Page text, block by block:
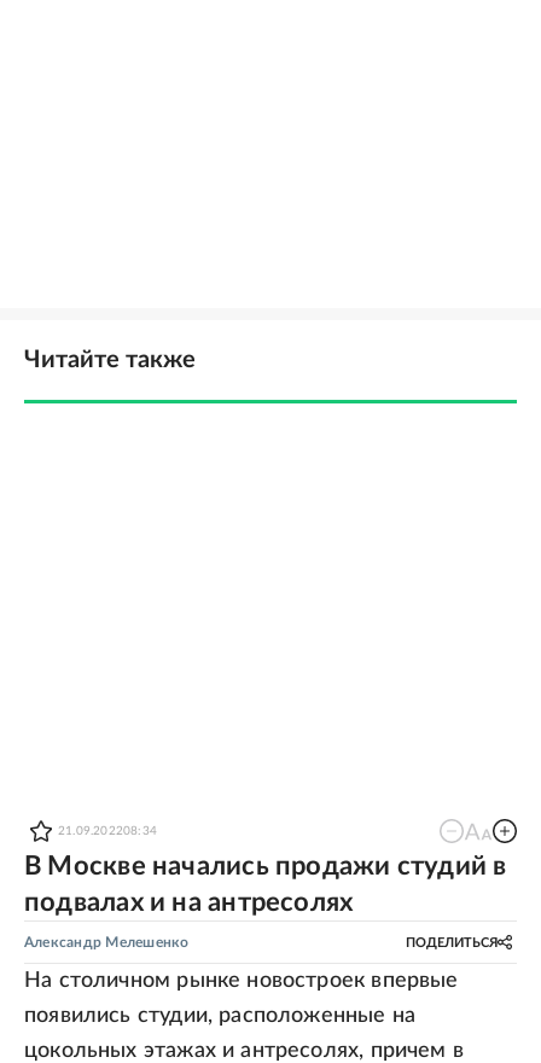
Читайте также
21.09.202208:34
В Москве начались продажи студий в
подвалах и на антресолях
Александр Мелешенко ПОДЕЛИТЬСЯ
На столичном рынке новостроек впервые
появились студии, расположенные на
цокольных этажах и антресолях, причем в